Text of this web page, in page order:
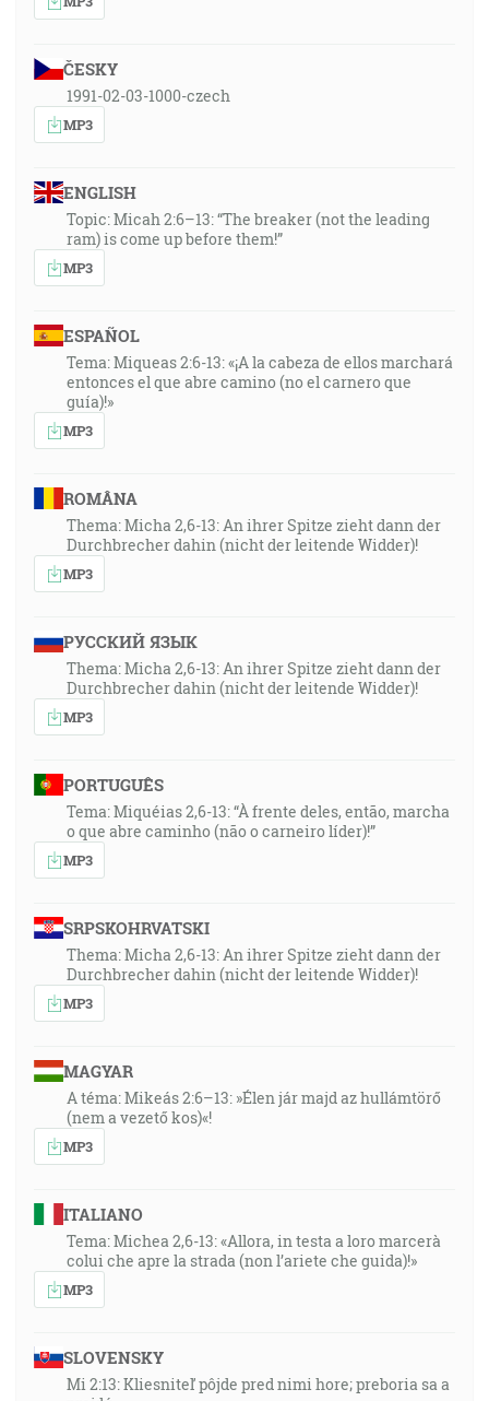
ČESKY
1991-02-03-1000-czech
MP3
ENGLISH
Topic: Micah 2:6–13: “The breaker (not the leading
ram) is come up before them!”
MP3
ESPAÑOL
Tema: Miqueas 2:6-13: «¡A la cabeza de ellos marchará
entonces el que abre camino (no el carnero que
guía)!»
MP3
ROMÂNA
Thema: Micha 2,6-13: An ihrer Spitze zieht dann der
Durchbrecher dahin (nicht der leitende Widder)!
MP3
РУССКИЙ ЯЗЫК
Thema: Micha 2,6-13: An ihrer Spitze zieht dann der
Durchbrecher dahin (nicht der leitende Widder)!
MP3
PORTUGUÊS
Tema: Miquéias 2,6-13: “À frente deles, então, marcha
o que abre caminho (não o carneiro líder)!”
MP3
SRPSKOHRVATSKI
Thema: Micha 2,6-13: An ihrer Spitze zieht dann der
Durchbrecher dahin (nicht der leitende Widder)!
MP3
MAGYAR
A téma: Mikeás 2:6–13: »Élen jár majd az hullámtörő
(nem a vezető kos)«!
MP3
ITALIANO
Tema: Michea 2,6-13: «Allora, in testa a loro marcerà
colui che apre la strada (non l’ariete che guida)!»
MP3
SLOVENSKY
Mi 2:13: Kliesniteľ pôjde pred nimi hore; preboria sa a